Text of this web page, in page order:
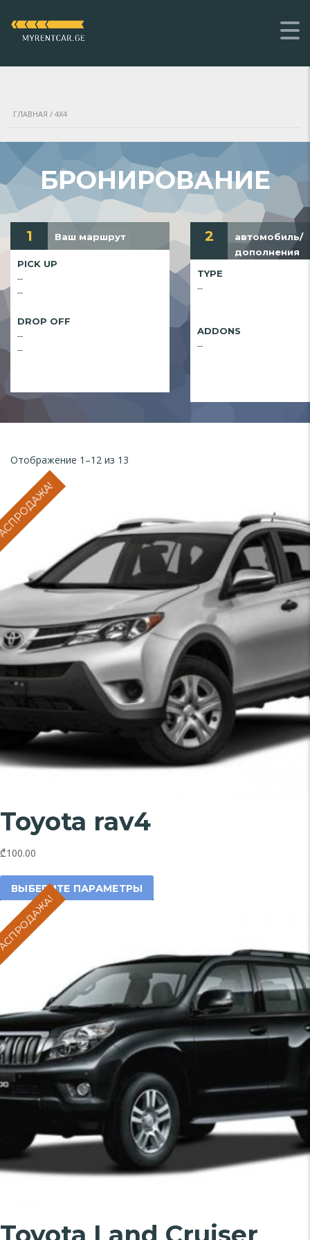
ГЛАВНАЯ / 4X4
БРОНИРОВАНИЕ
1 Ваш маршрут
PICK UP
--
--
DROP OFF
--
--
2
автомобиль/
дополнения
TYPE
--
ADDONS
--
Отображение 1–12 из 13
Toyota rav4
₾100.00
ВЫБЕРИТЕ ПАРАМЕТРЫ
имеет
можно
выбрать
странице
товара.